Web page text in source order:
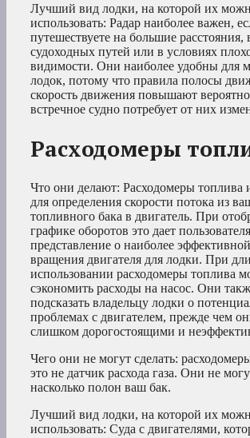
Лучший вид лодки, на которой их
использовать: Радар наиболее важен,
путешествуете на большие расстояния,
судоходных путей или в условиях
видимости. Они наиболее удобны для
лодок, потому что правила полосы
скорость движения повышают
встречное судно потребует от них
Расходомеры
Что они делают: Расходомеры топлива
для определения скорости потока из
топливного бака в двигатель. При
графике оборотов это дает
представление о наиболее
вращения двигателя для лодки. При
использовании расходомеры топлива
сэкономить расходы на насос. Они
подсказать владельцу лодки о
проблемах с двигателем, прежде чем
слишком дорогостоящими и
Чего они не могут сделать:
это не датчик расхода газа. Они не
насколько полон ваш бак.
Лучший вид лодки, на которой их
использовать: Суда с двигателями,